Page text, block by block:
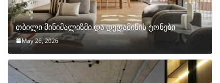
თბილი მინიმალიზმი და დედამიწის ტონები
May 26, 2026